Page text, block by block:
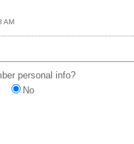
AM
personal info?
No